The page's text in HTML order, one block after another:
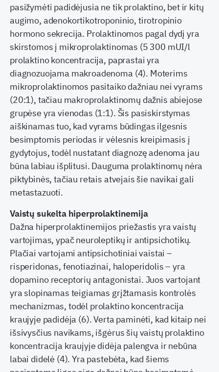
pasižymėti padidėjusia ne tik prolaktino, bet ir kitų
augimo, adenokortikotroponinio, tirotropinio
hormono sekrecija. Prolaktinomos pagal dydį yra
skirstomos į mikroprolaktinomas (5 300 mUI/l
prolaktino koncentracija, paprastai yra
diagnozuojama makroadenoma (4). Moterims
mikroprolaktinomos pasitaiko dažniau nei vyrams
(20:1), tačiau makroprolaktinomų dažnis abiejose
grupėse yra vienodas (1:1). Šis pasiskirstymas
aiškinamas tuo, kad vyrams būdingas ilgesnis
besimptomis periodas ir vėlesnis kreipimasis į
gydytojus, todėl nustatant diagnozę adenoma jau
būna labiau išplitusi. Dauguma prolaktinomų nėra
piktybinės, tačiau retais atvejais šie navikai gali
metastazuoti.
Vaistų sukelta hiperprolaktinemija
Dažna hiperprolaktinemijos priežastis yra vaistų
vartojimas, ypač neuroleptikų ir antipsichotikų.
Plačiai vartojami antipsichotiniai vaistai –
risperidonas, fenotiazinai, haloperidolis – yra
dopamino receptorių antagonistai. Juos vartojant
yra slopinamas teigiamas grįžtamasis kontrolės
mechanizmas, todėl prolaktino koncentracija
kraujyje padidėja (6). Verta paminėti, kad kitaip nei
išsivysčius navikams, išgėrus šių vaistų prolaktino
koncentracija kraujyje didėja palengva ir nebūna
labai didelė (4). Yra pastebėta, kad šiems